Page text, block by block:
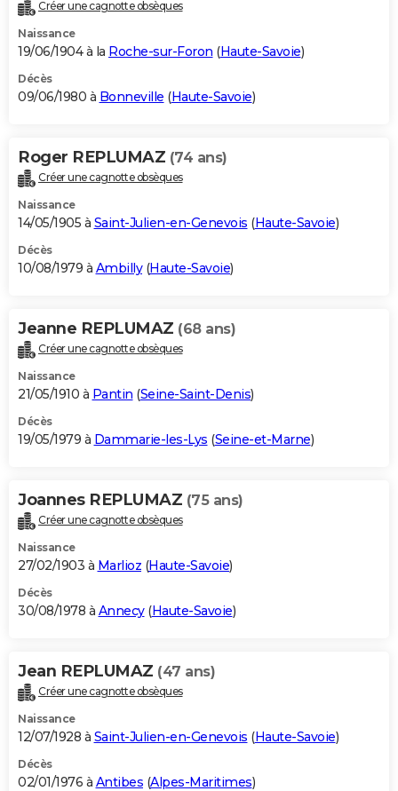
Créer une cagnotte obsèques
Naissance
19/06/1904 à la Roche-sur-Foron (Haute-Savoie)
Décès
09/06/1980 à Bonneville (Haute-Savoie)
Roger REPLUMAZ (74 ans)
Créer une cagnotte obsèques
Naissance
14/05/1905 à Saint-Julien-en-Genevois (Haute-Savoie)
Décès
10/08/1979 à Ambilly(Haute-Savoie)
Jeanne REPLUMAZ (68 ans)
Créer une cagnotte obsèques
Naissance
21/05/1910 à Pantin (Seine-Saint-Denis)
Décès
19/05/1979 à Dammarie-les-Lys (Seine-et-Marne)
Joannes REPLUMAZ (75 ans)
Créer une cagnotte obsèques
Naissance
27/02/1903 à Marlioz (Haute-Savoie)
Décès
30/08/1978 à Annecy(Haute-Savoie)
Jean REPLUMAZ (47 ans)
Créer une cagnotte obsèques
Naissance
12/07/1928 à Saint-Julien-en-Genevois (Haute-Savoie)
Décès
02/01/1976 à Antibes (Alpes-Maritimes)